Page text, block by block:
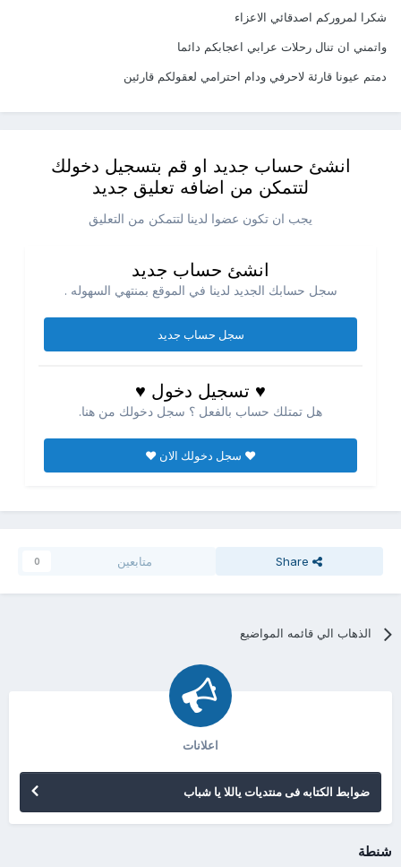
شكرا لمروركم اصدقائي الاعزاء
واتمني ان تنال رحلات عرابي اعجابكم دائما
دمتم عيونا قارئة لاحرفي ودام احترامي لعقولكم قارئين
انشئ حساب جديد او قم بتسجيل دخولك
لتتمكن من اضافه تعليق جديد
يجب ان تكون عضوا لدينا لتتمكن من التعليق
انشئ حساب جديد
سجل حسابك الجديد لدينا في الموقع بمنتهي السهوله .
سجل حساب جديد
♥ تسجيل دخول ♥
هل تمتلك حساب بالفعل ؟ سجل دخولك من هنا.
♥ سجل دخولك الان ♥
Share متابعين 0
الذهاب الي قائمه المواضيع
اعلانات
ضوابط الكتابه فى منتديات ياللا يا شباب
شنطة